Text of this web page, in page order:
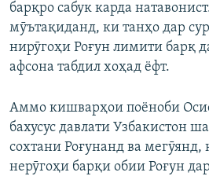
барқро сабук карда
мӯътақиданд, ки танҳо дар
нирӯгоҳи Роғун лимити барқ
афсона табдил хоҳад ёфт.
Аммо кишварҳои поёноби
бахусус давлати Узбакистон
сохтани Роғунанд ва мегӯянд,
нерӯгоҳи барқи обии Роғун